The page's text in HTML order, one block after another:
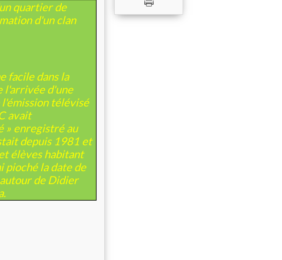
quartier de
d'un clan
facile dans la
l'arrivée d'une
télévisé
avait
» enregistré au
depuis 1981 et
élèves habitant
pioché la date de
de Didier